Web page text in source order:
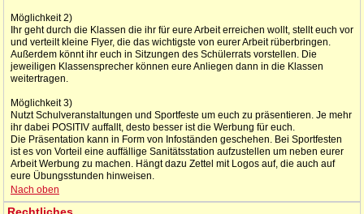
Möglichkeit 2)
Ihr geht durch die Klassen die ihr für eure Arbeit erreichen wollt, stellt euch vor
und verteilt kleine Flyer, die das wichtigste von eurer Arbeit rüberbringen.
Außerdem könnt ihr euch in Sitzungen des Schülerrats vorstellen. Die
jeweiligen Klassensprecher können eure Anliegen dann in die Klassen
weitertragen.
Möglichkeit 3)
Nutzt Schulveranstaltungen und Sportfeste um euch zu präsentieren. Je mehr
ihr dabei POSITIV auffallt, desto besser ist die Werbung für euch.
Die Präsentation kann in Form von Infoständen geschehen. Bei Sportfesten
ist es von Vorteil eine auffällige Sanitätsstation aufzustellen um neben eurer
Arbeit Werbung zu machen. Hängt dazu Zettel mit Logos auf, die auch auf
eure Übungsstunden hinweisen.
Nach oben